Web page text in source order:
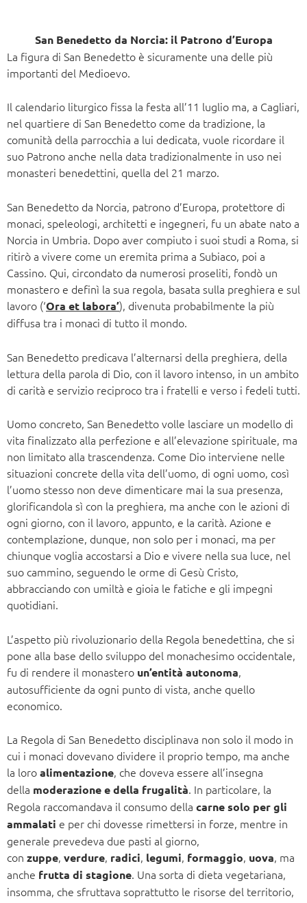
San Benedetto da Norcia: il Patrono d’Europa
La figura di San Benedetto è sicuramente una delle più
importanti del Medioevo.
Il calendario liturgico fissa la festa all’11 luglio ma, a Cagliari,
nel quartiere di San Benedetto come da tradizione, la
comunità della parrocchia a lui dedicata, vuole ricordare il
suo Patrono anche nella data tradizionalmente in uso nei
monasteri benedettini, quella del 21 marzo.
San Benedetto da Norcia, patrono d’Europa, protettore di
monaci, speleologi, architetti e ingegneri, fu un abate nato a
Norcia in Umbria. Dopo aver compiuto i suoi studi a Roma, si
ritirò a vivere come un eremita prima a Subiaco, poi a
Cassino. Qui, circondato da numerosi proseliti, fondò un
monastero e definì la sua regola, basata sulla preghiera e sul
lavoro (‘Ora et labora’), divenuta probabilmente la più
diffusa tra i monaci di tutto il mondo.
San Benedetto predicava l’alternarsi della preghiera, della
lettura della parola di Dio, con il lavoro intenso, in un ambito
di carità e servizio reciproco tra i fratelli e verso i fedeli tutti.
Uomo concreto, San Benedetto volle lasciare un modello di
vita finalizzato alla perfezione e all’elevazione spirituale, ma
non limitato alla trascendenza. Come Dio interviene nelle
situazioni concrete della vita dell’uomo, di ogni uomo, così
l’uomo stesso non deve dimenticare mai la sua presenza,
glorificandola sì con la preghiera, ma anche con le azioni di
ogni giorno, con il lavoro, appunto, e la carità. Azione e
contemplazione, dunque, non solo per i monaci, ma per
chiunque voglia accostarsi a Dio e vivere nella sua luce, nel
suo cammino, seguendo le orme di Gesù Cristo,
abbracciando con umiltà e gioia le fatiche e gli impegni
quotidiani.
L’aspetto più rivoluzionario della Regola benedettina, che si
pone alla base dello sviluppo del monachesimo occidentale,
fu di rendere il monastero un’entità autonoma,
autosufficiente da ogni punto di vista, anche quello
economico.
La Regola di San Benedetto disciplinava non solo il modo in
cui i monaci dovevano dividere il proprio tempo, ma anche
la loroalimentazione, che doveva essere all’insegna
della moderazione e della frugalità. In particolare, la
Regola raccomandava il consumo della carne solo per gli
ammalati e per chi dovesse rimettersi in forze, mentre in
generale prevedeva due pasti al giorno,
con zuppe, verdure, radici, legumi, formaggio, uova, ma
anche frutta di stagione. Una sorta di dieta vegetariana,
insomma, che sfruttava soprattutto le risorse del territorio,